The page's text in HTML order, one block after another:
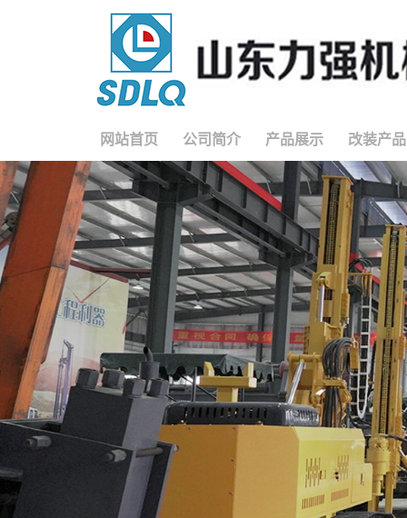
网站首页 公司简介 产品展示 改装产品